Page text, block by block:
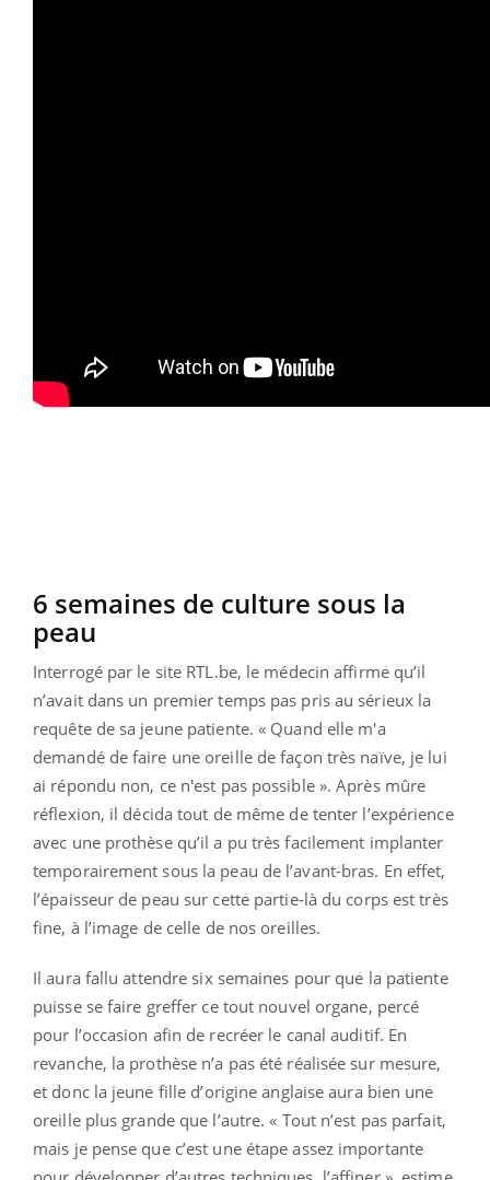
6 semaines de culture sous la
peau
Interrogé par le site RTL.be, le médecin affirme qu’il
n’avait dans un premier temps pas pris au sérieux la
requête de sa jeune patiente. « Quand elle m'a
demandé de faire une oreille de façon très naïve, je lui
ai répondu non, ce n'est pas possible ». Après mûre
réflexion, il décida tout de même de tenter l’expérience
avec une prothèse qu’il a pu très facilement implanter
temporairement sous la peau de l’avant-bras. En effet,
l’épaisseur de peau sur cette partie-là du corps est très
fine, à l’image de celle de nos oreilles.
Il aura fallu attendre six semaines pour que la patiente
puisse se faire greffer ce tout nouvel organe, percé
pour l’occasion afin de recréer le canal auditif. En
revanche, la prothèse n’a pas été réalisée sur mesure,
et donc la jeune fille d’origine anglaise aura bien une
oreille plus grande que l’autre. « Tout n’est pas parfait,
mais je pense que c’est une étape assez importante